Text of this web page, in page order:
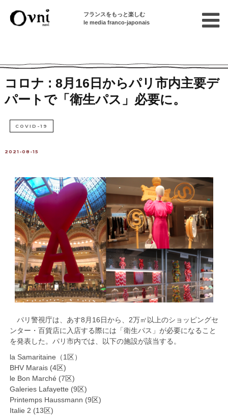
フランスをもっと楽しむ
le media franco-japonais
コロナ : 8月16日からパリ市内主要デ
パートで「衛生パス」必要に。
COVID-19
2021-08-15
パリ警視庁は、あす8月16日から、2万㎡以上のショッピングセ
ンター・百貨店に入店する際には「衛生パス」が必要になること
を発表した。パリ市内では、以下の施設が該当する。
la Samaritaine（1区）
BHV Marais (4区)
le Bon Marché (7区)
Galeries Lafayette (9区)
Printemps Haussmann (9区)
Italie 2 (13区)